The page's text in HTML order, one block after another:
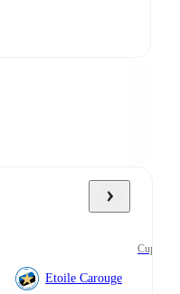
Cup
Etoile Carouge